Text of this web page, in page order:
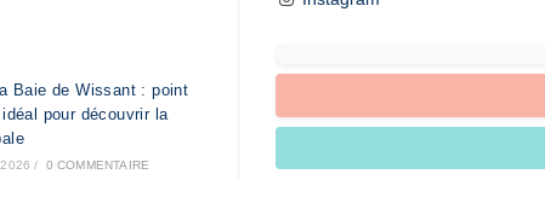
Baie de Wissant : point
pour découvrir la
/ 0 COMMENTAIRE